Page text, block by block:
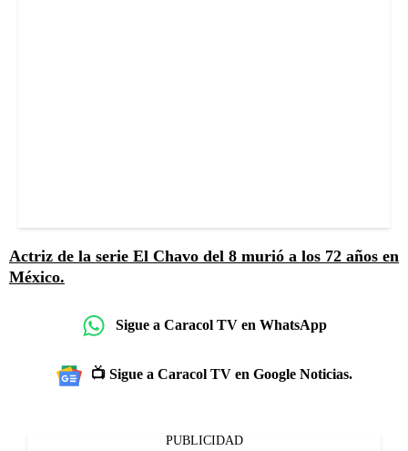
Actriz de la serie El Chavo del 8 murió a los 72 años en
México.
Sigue a Caracol TV en WhatsApp
📺 Sigue a Caracol TV en Google Noticias.
PUBLICIDAD